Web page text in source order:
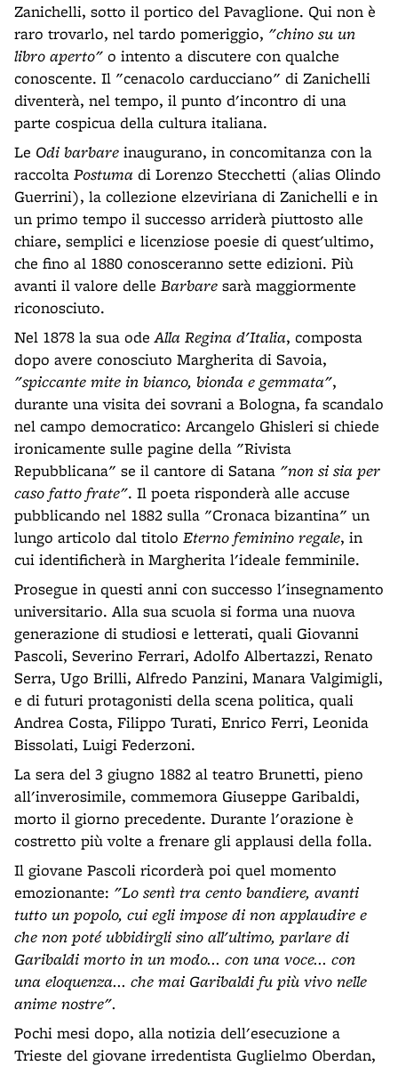
Zanichelli, sotto il portico del Pavaglione. Qui non è
raro trovarlo, nel tardo pomeriggio, "chino su un
libro aperto" o intento a discutere con qualche
conoscente. Il "cenacolo carducciano" di Zanichelli
diventerà, nel tempo, il punto d'incontro di una
parte cospicua della cultura italiana.
Le Odi barbare inaugurano, in concomitanza con la
raccolta Postuma di Lorenzo Stecchetti (alias Olindo
Guerrini), la collezione elzeviriana di Zanichelli e in
un primo tempo il successo arriderà piuttosto alle
chiare, semplici e licenziose poesie di quest'ultimo,
che fino al 1880 conosceranno sette edizioni. Più
avanti il valore delle Barbare sarà maggiormente
riconosciuto.
Nel 1878 la sua odeAlla Regina d'Italia, composta
dopo avere conosciuto Margherita di Savoia,
"spiccante mite in bianco, bionda e gemmata",
durante una visita dei sovrani a Bologna, fa scandalo
nel campo democratico: Arcangelo Ghisleri si chiede
ironicamente sulle pagine della "Rivista
Repubblicana" se il cantore di Satana "non si sia per
caso fatto frate". Il poeta risponderà alle accuse
pubblicando nel 1882 sulla "Cronaca bizantina" un
lungo articolo dal titolo Eterno feminino regale, in
cui identificherà in Margherita l'ideale femminile.
Prosegue in questi anni con successo l'insegnamento
universitario. Alla sua scuola si forma una nuova
generazione di studiosi e letterati, quali Giovanni
Pascoli, Severino Ferrari, Adolfo Albertazzi, Renato
Serra, Ugo Brilli, Alfredo Panzini, Manara Valgimigli,
e di futuri protagonisti della scena politica, quali
Andrea Costa, Filippo Turati, Enrico Ferri, Leonida
Bissolati, Luigi Federzoni.
La sera del 3 giugno 1882 al teatro Brunetti, pieno
all'inverosimile, commemora Giuseppe Garibaldi,
morto il giorno precedente. Durante l'orazione è
costretto più volte a frenare gli applausi della folla.
Il giovane Pascoli ricorderà poi quel momento
emozionante: "Lo sentì tra cento bandiere, avanti
tutto un popolo, cui egli impose di non applaudire e
che non poté ubbidirgli sino all'ultimo, parlare di
Garibaldi morto in un modo... con una voce... con
una eloquenza... che mai Garibaldi fu più vivo nelle
anime nostre".
Pochi mesi dopo, alla notizia dell'esecuzione a
Trieste del giovane irredentista Guglielmo Oberdan,